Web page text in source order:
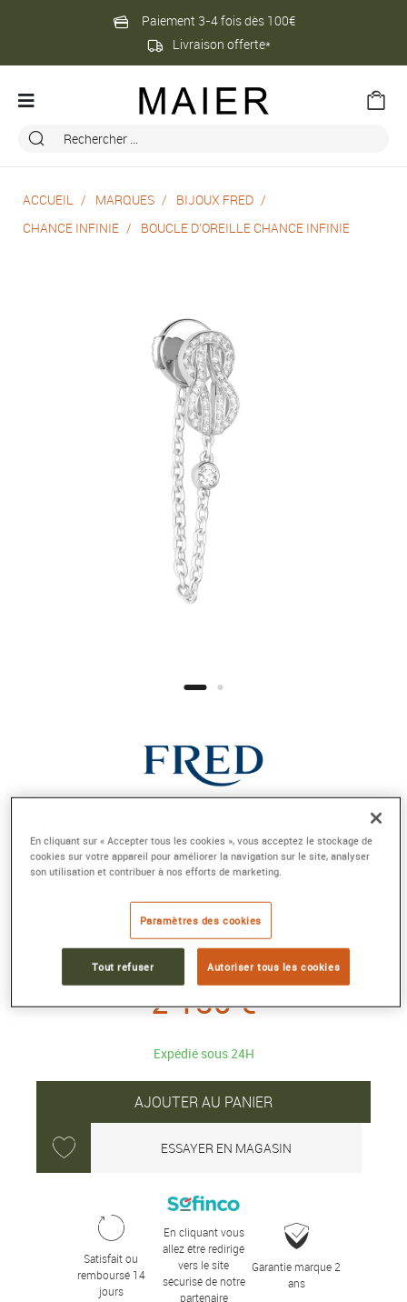
Paiement 3-4 fois dès 100€
Livraison offerte*
ACCUEIL MARQUES
BIJOUX FRED
CHANCE INFINIE
BOUCLE D'OREILLE CHANCE INFINIE
BOUCLE D'OREILLE CHANCE INFINIE
Boucle d'oreille chaine or blanc 750/1000e
diamants
Référence :8B0329
Collection :Chance Infinie
2 130 €
Expédié sous 24H
AJOUTER AU PANIER
ESSAYER EN MAGASIN
Satisfait ou
remboursé 14
jours
En cliquant vous
allez être redirigé
vers le site
sécurisé de notre
partenaire
Garantie marque 2
ans
En cliquant sur « Accepter tous les cookies », vous acceptez le stockage de
cookies sur votre appareil pour améliorer la navigation sur le site, analyser
son utilisation et contribuer à nos efforts de marketing.
Paramètres des cookies
Tout refuser Autoriser tous les cookies